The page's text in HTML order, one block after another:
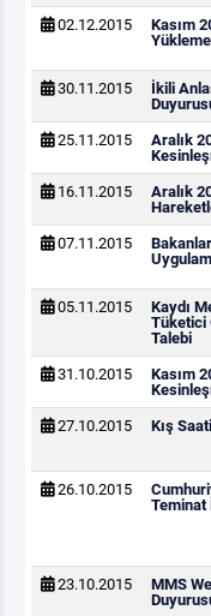
02.12.2015
Kasım
30.11.2015
İkili
25.11.2015
Aralık
16.11.2015
Aralık
07.11.2015
05.11.2015
Kaydı
Tüketici
Talebi
31.10.2015
Kasım
27.10.2015 Kış
26.10.2015
Teminat
23.10.2015
MMS